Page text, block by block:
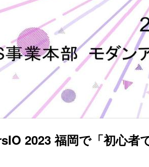
2023 福岡で「初心